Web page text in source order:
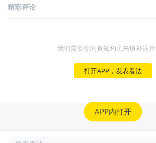
精彩评论
我们需要你的真知灼见来填补这
打开APP，发表看法
APP内打开